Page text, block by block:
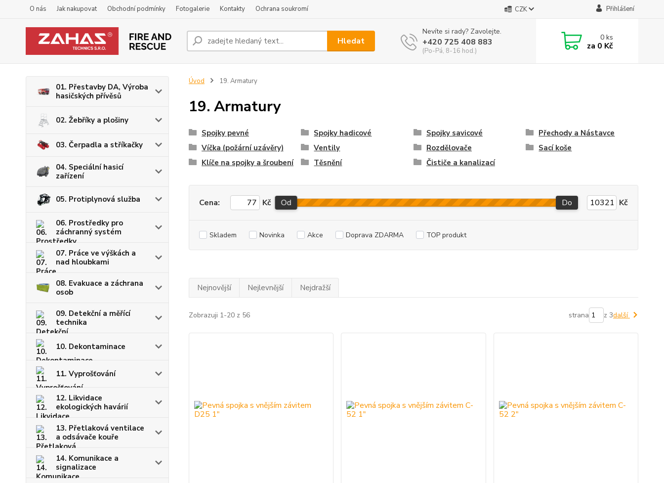
O nás Jak nakupovat Obchodní podmínky Fotogalerie Kontakty Ochrana soukromí CZK Přihlášení
Hledat
Nevíte si rady? Zavolejte.
+420 725 408 883
(Po-Pá, 8-16 hod.)
0ks
za 0 Kč
01. Přestavby DA, Výroba
hasičských přívěsů
02. Žebříky a plošiny
03. Čerpadla a stříkačky
04. Speciální hasicí
zařízení
05. Protiplynová služba
06. Prostředky pro
záchranný systém
07. Práce ve výškách a
nad hloubkami
08. Evakuace a záchrana
osob
09. Detekční a měřící
technika
10. Dekontaminace
11. Vyprošťování
12. Likvidace
ekologických havárií
13. Přetlaková ventilace
a odsávače kouře
14. Komunikace a
signalizace
Úvod 19. Armatury
19. Armatury
Spojky pevné Spojky hadicové Spojky savicové
Přechody a Nástavce
Víčka (požární uzávěry)
Ventily Rozdělovače
Sací koše
Klíče na spojky a šroubení
Těsnění Čističe a kanalizací
Cena: Kč Od Do Kč
Skladem Novinka Akce Doprava ZDARMA TOP produkt
Nejnovější Nejlevnější Nejdražší
Zobrazuji 1-20 z 56 strana z 3další